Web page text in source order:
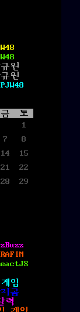
원
원
PJW48
금
토
1
7
8
14
15
21
22
28
29
임
곰
력